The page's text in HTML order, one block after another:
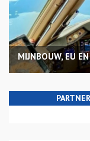
MIJNBOUW, EU